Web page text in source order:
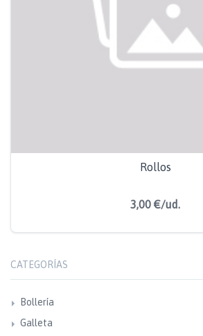
Rollos
3,00 €/ud.
CATEGORÍAS
Bollería
Galleta